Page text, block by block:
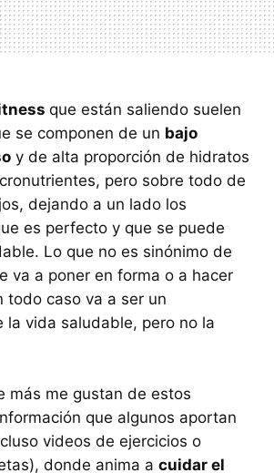
que están saliendo suelen
se componen de un bajo
y de alta proporción de hidratos
pero sobre todo de
dejando a un lado los
es perfecto y que se puede
Lo que no es sinónimo de
va a poner en forma o a hacer
todo caso va a ser un
la vida saludable, pero no la
más me gustan de estos
que algunos aportan
videos de ejercicios o
donde anima a cuidar el